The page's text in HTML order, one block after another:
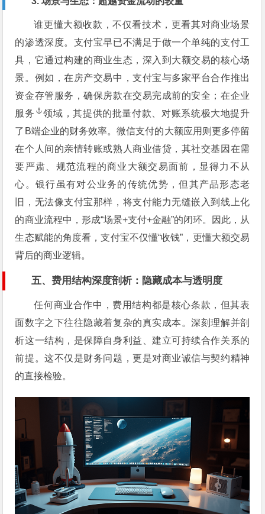
谁更懂大额收款，不仅看技术，更看其对商业场景
的渗透深度。支付宝早已不满足于做一个单纯的支付工
具，它通过构建的商业生态，深入到大额交易的核心场
景。例如，在房产交易中，支付宝与多家平台合作推出
资金存管服务，确保房款在交易完成前的安全；在企业
服务
领域，其提供的批量付款、对账系统极大地提升
了B端企业的财务效率。微信支付的大额应用则更多停留
在个人间的亲情转账或熟人商业借贷，其社交基因在需
要严肃、规范流程的商业大额交易面前，显得力不从
心。银行虽有对公业务的传统优势，但其产品形态老
旧，无法像支付宝那样，将支付能力无缝嵌入到线上化
的商业流程中，形成“场景+支付+金融”的闭环。因此，从
生态赋能的角度看，支付宝不仅懂“收钱”，更懂大额交易
背后的商业逻辑。
五、费用结构深度剖析：隐藏成本与透明度
任何商业合作中，费用结构都是核心条款，但其表
面数字之下往往隐藏着复杂的真实成本。深刻理解并剖
析这一结构，是保障自身利益、建立可持续合作关系的
前提。这不仅是财务问题，更是对商业诚信与契约精神
的直接检验。